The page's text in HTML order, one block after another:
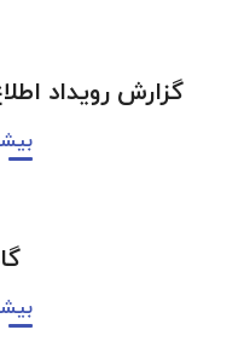
گزارش رویداد